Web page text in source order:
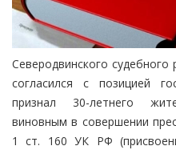
Северодвинского судебного
согласился с позицией
признал 30-летнего
виновным в совершении
1 ст. 160 УК РФ